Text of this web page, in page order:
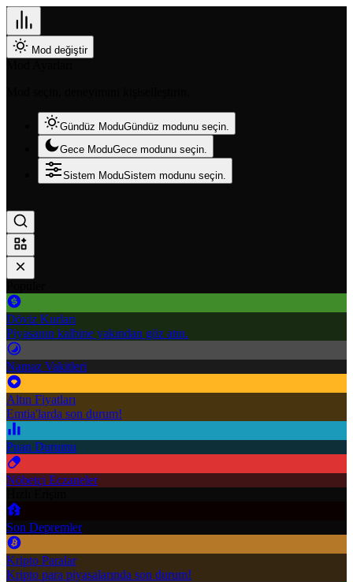
Mod değiştir
Gündüz ModuGündüz modunu seçin.
Gece ModuGece modunu seçin.
Sistem ModuSistem modunu seçin.
Döviz Kurları
Piyasanın kalbine yakından göz atın.
Namaz Vakitleri
Altın Fiyatları
Emtia'larda son durum!
Puan Durumu
Nöbetçi Eczaneler
Son Depremler
Kripto Paralar
Kripto para piyasalarında son durum!